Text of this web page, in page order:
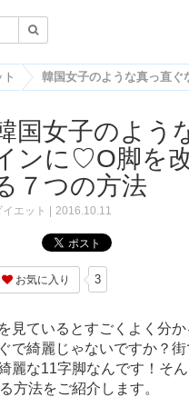
国女子のよう
ンに♡O脚を
７つの方法
イエット 2016.10.11
お気に入り 3
見ているとすごくよく分
で綺麗じゃないですか？
麗な11字脚なんです！そ
方法をご紹介します。